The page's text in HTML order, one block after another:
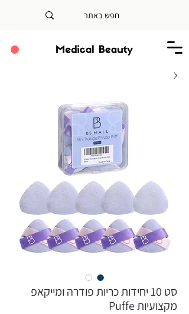
סט 10 יחידות כריות פודרה ומייקאפ
מקצועיות Puffe